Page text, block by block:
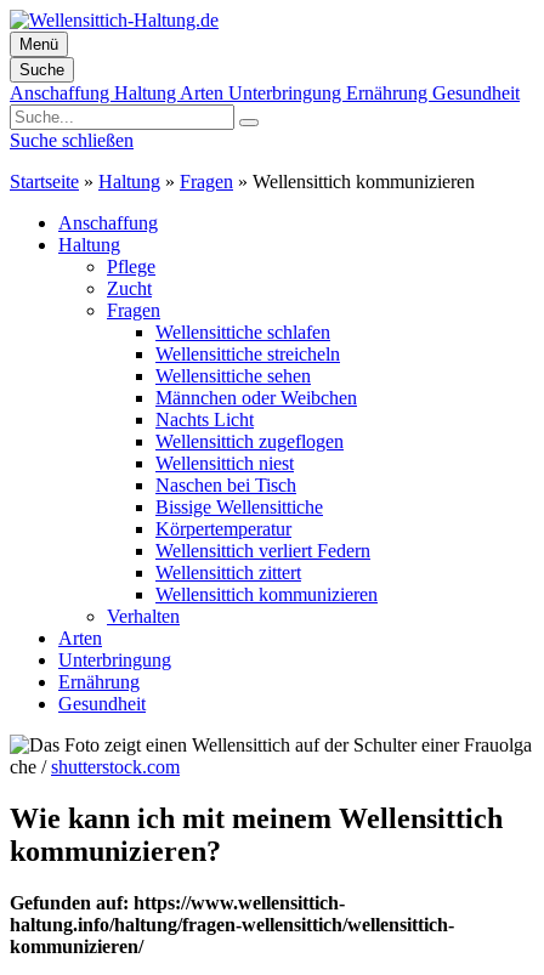
Menü
Suche
Zum
Inhalt
springen
Anschaffung Haltung Arten Unterbringung Ernährung Gesundheit
Suche schließen
Startseite » Haltung » Fragen » Wellensittich kommunizieren
Anschaffung
Haltung
Pflege
Zucht
Fragen
Wellensittiche schlafen
Wellensittiche streicheln
Wellensittiche sehen
Männchen oder Weibchen
Nachts Licht
Wellensittich zugeflogen
Wellensittich niest
Naschen bei Tisch
Bissige Wellensittiche
Körpertemperatur
Wellensittich verliert Federn
Wellensittich zittert
Wellensittich kommunizieren
Verhalten
Arten
Unterbringung
Ernährung
Gesundheit
olga
che /shutterstock.com
Wie kann ich mit meinem Wellensittich
kommunizieren?
Gefunden auf: https://www.wellensittich-
haltung.info/haltung/fragen-wellensittich/wellensittich-
kommunizieren/